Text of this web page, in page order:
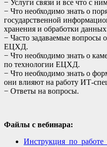
− Услуги связи и все что с
− Что необходимо знать о
государственной
хранения и обработки
− Часто задаваемые вопросы
ЕЦХД.
− Что необходимо знать о
по технологии ЕЦХД.
− Что необходимо знать о
они влияют на работу ИТ-
− Ответы на вопросы.
Файлы с вебинара: